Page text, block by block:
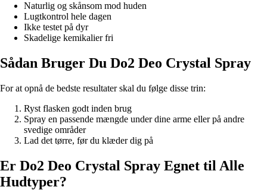
Naturlig og skånsom mod huden
Lugtkontrol hele dagen
Ikke testet på dyr
Skadelige kemikalier fri
Sådan Bruger Du Do2 Deo Crystal Spray
For at opnå de bedste resultater skal du følge disse trin:
Ryst flasken godt inden brug
Spray en passende mængde under dine arme eller på andre
svedige områder
Lad det tørre, før du klæder dig på
Er Do2 Deo Crystal Spray Egnet til Alle
Hudtyper?